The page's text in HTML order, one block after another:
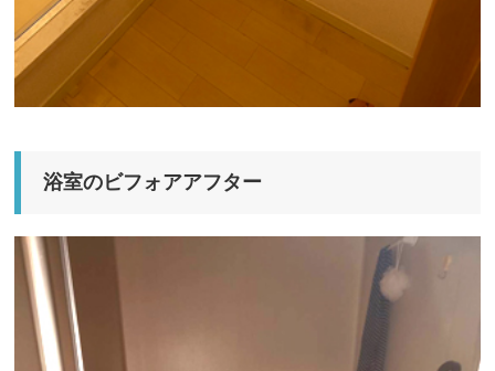
浴室のビフォアアフター